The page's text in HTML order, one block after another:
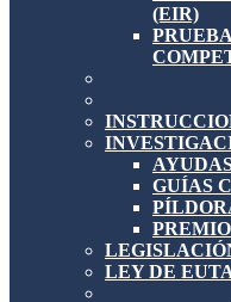
(EIR)
GUÍAS
LEY DE